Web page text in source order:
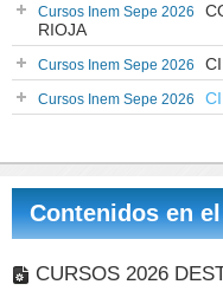
Cursos Inem Sepe 2026
RIOJA
Cursos Inem Sepe 2026
Cursos Inem Sepe 2026
Contenidos en
CURSOS 2026